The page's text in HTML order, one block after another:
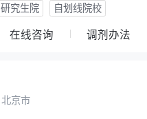
研究生院 自划线院校
在线咨询 调剂办法
北京市